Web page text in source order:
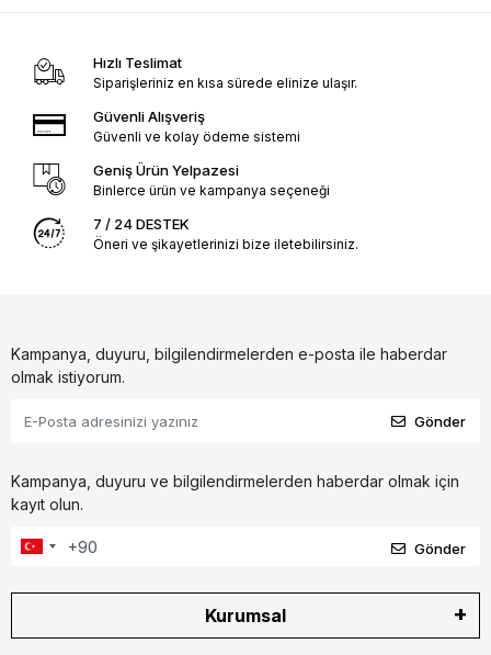
Hızlı Teslimat
Siparişleriniz en kısa sürede elinize ulaşır.
Güvenli Alışveriş
Güvenli ve kolay ödeme sistemi
Geniş Ürün Yelpazesi
Binlerce ürün ve kampanya seçeneği
7 / 24 DESTEK
Öneri ve şikayetlerinizi bize iletebilirsiniz.
Kampanya, duyuru, bilgilendirmelerden e-posta ile haberdar
olmak istiyorum.
Gönder
Kampanya, duyuru ve bilgilendirmelerden haberdar olmak için
kayıt olun.
Gönder
Kurumsal